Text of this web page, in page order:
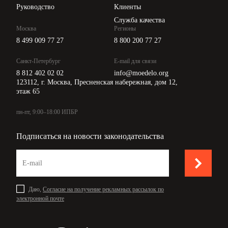
Руководство
Клиенты
Служба качества
Москва
8 499 009 77 27
Санкт-Петербург
8 812 402 02 02
Регионы
8 800 200 77 27
E-mail для связи
info@moedelo.org
123112, г. Москва, Пресненская набережная, дом 12,
этаж 65
пн-пт, 9:00–18:00 ИПБР
Подписаться на новости законодательства
Даю, Согласие на получение рекламных рассылок по
электронной почте